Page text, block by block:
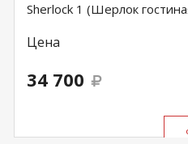
Sherlock 1 (Шерлок
Цена
34 700